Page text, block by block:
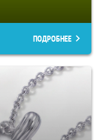
ПОДРОБНЕЕ